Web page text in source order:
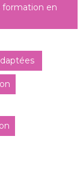
formation en